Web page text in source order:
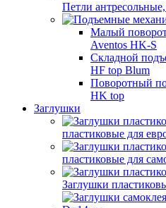
Петли
Малый
Aventos HK-S
Складной
HF top Blum
Поворотный
HK top
Заглушки
пластиковые для
пластиковые для
Заглушки